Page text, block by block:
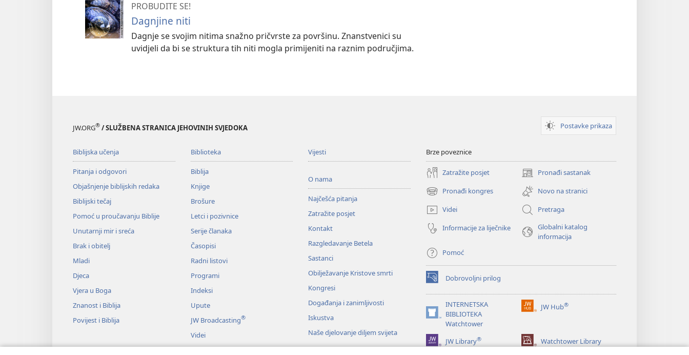
PROBUDITE SE!
Dagnjine niti
Dagnje se svojim nitima snažno pričvrste za površinu. Znanstvenici su
uvidjeli da bi se struktura tih niti mogla primijeniti na raznim područjima.
JW.ORG® / SLUŽBENA STRANICA JEHOVINIH SVJEDOKA Postavke prikaza
Biblijska učenja
Pitanja i odgovori
Objašnjenje biblijskih redaka
Biblijski tečaj
Pomoć u proučavanju Biblije
Unutarnji mir i sreća
Brak i obitelj
Mladi
Djeca
Vjera u Boga
Znanost i Biblija
Povijest i Biblija
Biblioteka
Biblija
Knjige
Brošure
Letci i pozivnice
Serije članaka
Časopisi
Radni listovi
Programi
Indeksi
Upute
JW Broadcasting®
Videi
Glazba
Vijesti
O nama
Najčešća pitanja
Zatražite posjet
Kontakt
Razgledavanje Betela
Sastanci
Obilježavanje Kristove smrti
Kongresi
Događanja i zanimljivosti
Iskustva
Naše djelovanje diljem svijeta
Brze poveznice
Zatražite posjet Pronađi sastanak
(otvara
se
novi
prozor)
Pronađi kongres
(otvara
se
novi
prozor)
Novo na stranici
Videi
Pretraga
Informacije za liječnike
Globalni katalog
informacija
Pomoć
Dobrovoljni prilog
(otvara
se
prozor)
INTERNETSKA
BIBLIOTEKA
Watchtower
(otvara
novi
prozor)
JW Hub®
(otvara
prozor)
JW Library® Watchtower Library